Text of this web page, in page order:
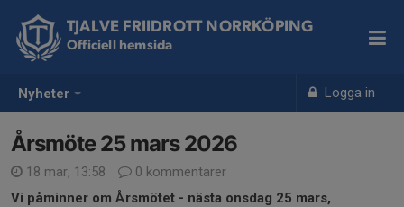
Nyheter Logga in
TJALVE FRIIDROTT NORRKÖPING
Officiell hemsida
Årsmöte 25 mars 2026
18 mar, 13:58
0 kommentarer
Vi påminner om Årsmötet - nästa onsdag 25 mars,